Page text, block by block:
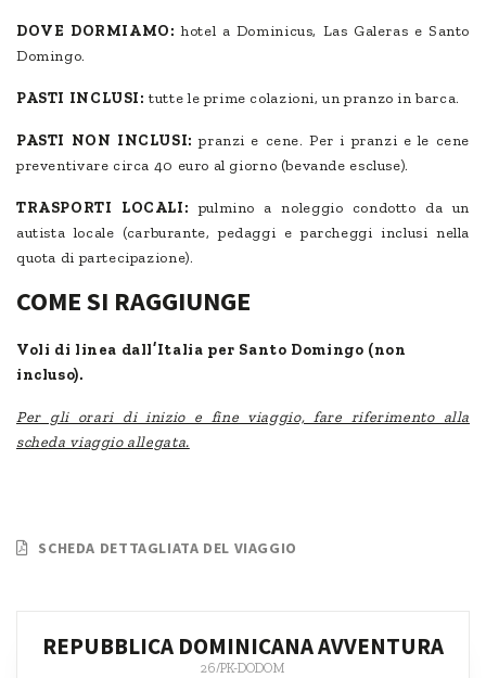
DOVE DORMIAMO: hotel a Dominicus, Las Galeras e Santo
Domingo.
PASTI INCLUSI: tutte le prime colazioni, un pranzo in barca.
PASTI NON INCLUSI: pranzi e cene. Per i pranzi e le cene
preventivare circa 40 euro al giorno (bevande escluse).
TRASPORTI LOCALI: pulmino a noleggio condotto da un
autista locale (carburante, pedaggi e parcheggi inclusi nella
quota di partecipazione).
COME SI RAGGIUNGE
Voli di linea dall’Italia per Santo Domingo (non
incluso).
Per gli orari di inizio e fine viaggio, fare riferimento alla
scheda viaggio allegata.
SCHEDA DETTAGLIATA DEL VIAGGIO
REPUBBLICA DOMINICANA AVVENTURA
26/PK-DODOM